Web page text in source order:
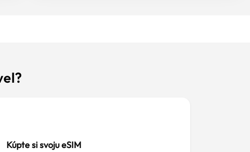
Kúpte si svoju eSIM